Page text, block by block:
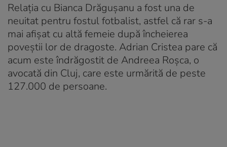
Relația cu Bianca Drăgușanu a fost una de
neuitat pentru fostul fotbalist, astfel că rar s-a
mai afișat cu altă femeie după încheierea
poveștii lor de dragoste. Adrian Cristea pare că
acum este îndrăgostit de Andreea Roșca, o
avocată din Cluj, care este urmărită de peste
127.000 de persoane.